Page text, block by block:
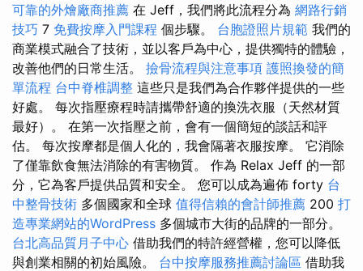
可靠的外燴廠商推薦 在 Jeff，我們將此流程分為 網路行銷
技巧 7 免費按摩入門課程 個步驟。 台胞證照片規範 我們的
商業模式融合了技術，並以客戶為中心，提供獨特的體驗，
改善他們的日常生活。 撿骨流程與注意事項 護照換發的簡
單流程 台中脊椎調整 這些只是我們為合作夥伴提供的一些
好處。 每次指壓療程時請攜帶舒適的換洗衣服（天然材質
最好）。 在第一次指壓之前，會有一個簡短的談話和評
估。 每次按摩都是個人化的，我會隔著衣服按摩。 它消除
了僅靠飲食無法消除的有害物質。 作為 Relax Jeff 的一部
分，它為客戶提供品質和安全。 您可以成為遍佈 forty 台
中整骨技術 多個國家和全球 值得信賴的會計師推薦 200 打
造專業網站的WordPress 多個城市大街的品牌的一部分。
台北高品質月子中心 借助我們的特許經營權，您可以降低
與創業相關的初始風險。 台中按摩服務推薦討論區 借助我